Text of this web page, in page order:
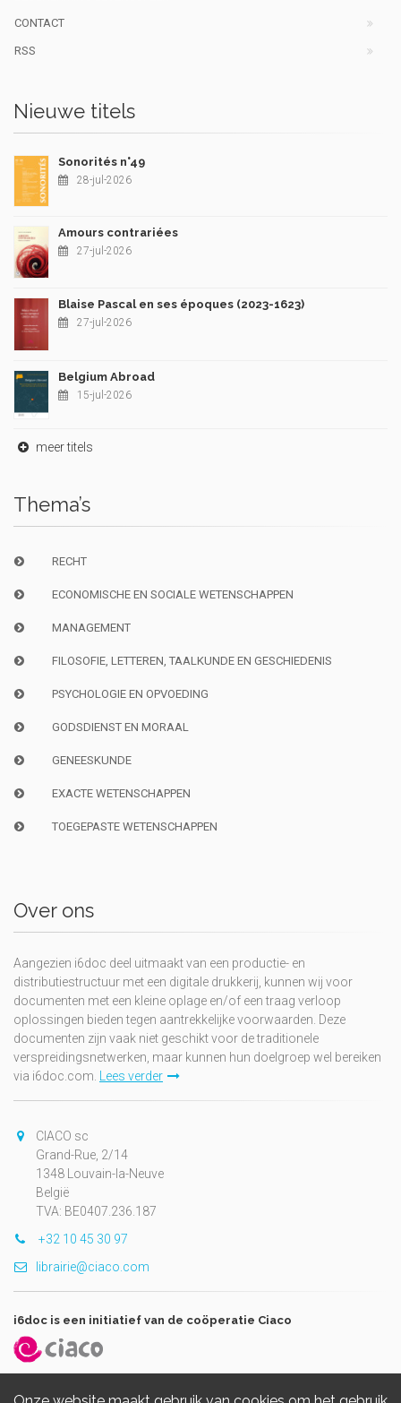
CONTACT
RSS
Nieuwe titels
Sonorités n°49
28-jul-2026
Amours contrariées
27-jul-2026
Blaise Pascal en ses époques (2023-1623)
27-jul-2026
Belgium Abroad
15-jul-2026
meer titels
Thema’s
RECHT
ECONOMISCHE EN SOCIALE WETENSCHAPPEN
MANAGEMENT
FILOSOFIE, LETTEREN, TAALKUNDE EN GESCHIEDENIS
PSYCHOLOGIE EN OPVOEDING
GODSDIENST EN MORAAL
GENEESKUNDE
EXACTE WETENSCHAPPEN
TOEGEPASTE WETENSCHAPPEN
Over ons
Aangezien i6doc deel uitmaakt van een productie- en
distributiestructuur met een digitale drukkerij, kunnen wij voor
documenten met een kleine oplage en/of een traag verloop
oplossingen bieden tegen aantrekkelijke voorwaarden. Deze
documenten zijn vaak niet geschikt voor de traditionele
verspreidingsnetwerken, maar kunnen hun doelgroep wel bereiken
via i6doc.com.
Lees verder
CIACO sc
Grand-Rue, 2/14
1348 Louvain-la-Neuve
België
TVA: BE0407.236.187
+32 10 45 30 97
librairie@ciaco.com
i6doc is een initiatief van de coöperatie Ciaco